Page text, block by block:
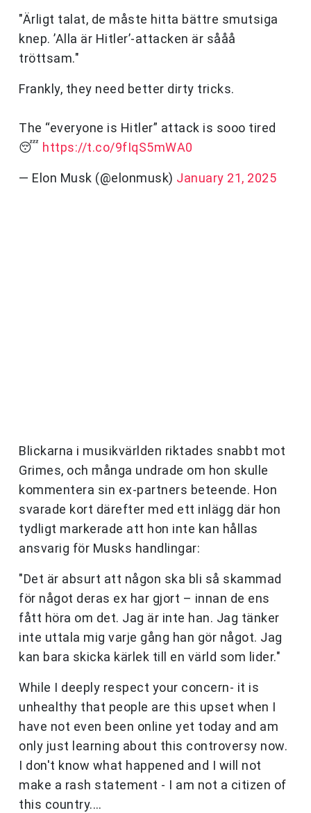
"Ärligt talat, de måste hitta bättre smutsiga
knep. ’Alla är Hitler’-attacken är sååå
tröttsam."
Frankly, they need better dirty tricks.
The “everyone is Hitler” attack is sooo tired
😴 https://t.co/9fIqS5mWA0
— Elon Musk (@elonmusk) January 21, 2025
Blickarna i musikvärlden riktades snabbt mot
Grimes, och många undrade om hon skulle
kommentera sin ex-partners beteende. Hon
svarade kort därefter med ett inlägg där hon
tydligt markerade att hon inte kan hållas
ansvarig för Musks handlingar:
"Det är absurt att någon ska bli så skammad
för något deras ex har gjort – innan de ens
fått höra om det. Jag är inte han. Jag tänker
inte uttala mig varje gång han gör något. Jag
kan bara skicka kärlek till en värld som lider."
While I deeply respect your concern- it is
unhealthy that people are this upset when I
have not even been online yet today and am
only just learning about this controversy now.
I don't know what happened and I will not
make a rash statement - I am not a citizen of
this country.…